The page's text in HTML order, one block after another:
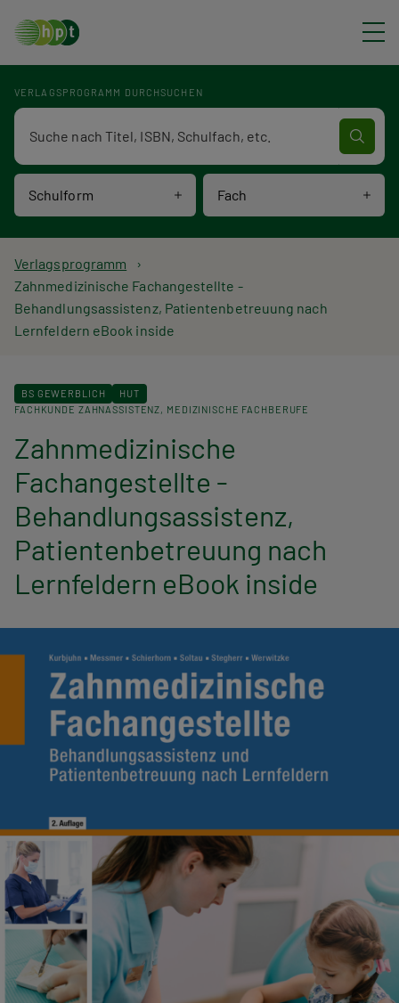
VERLAGSPROGRAMM DURCHSUCHEN
Schulform Fach
Verlagsprogramm Volltextsuche
P
f
a
d
n
a
v
i
g
a
t
i
Verlagsprogramm
Zahnmedizinische Fachangestellte -
Behandlungsassistenz, Patientenbetreuung nach
Lernfeldern eBook inside
BS GEWERBLICH
HUT
FACHKUNDE ZAHNASSISTENZ
MEDIZINISCHE FACHBERUFE
Zahnmedizinische
Fachangestellte -
Behandlungsassistenz,
Patientenbetreuung nach
Lernfeldern eBook inside